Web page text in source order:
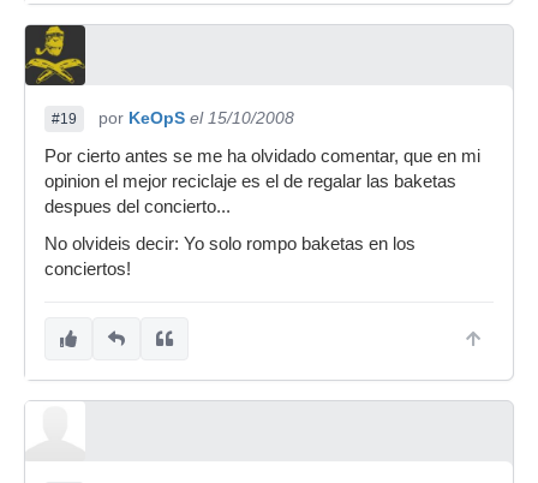
#19 por KeOpS el 15/10/2008
Por cierto antes se me ha olvidado comentar, que en mi
opinion el mejor reciclaje es el de regalar las baketas
despues del concierto...
No olvideis decir: Yo solo rompo baketas en los
conciertos!